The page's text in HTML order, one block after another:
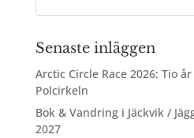
Senaste inläggen
Arctic Circle Race 2026: Tio
Polcirkeln
Bok & Vandring i Jäckvik /
2027